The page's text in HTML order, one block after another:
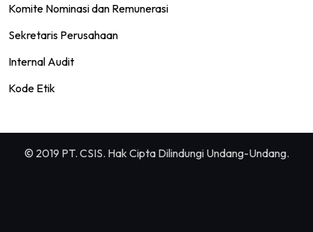
Komite Nominasi dan Remunerasi
Sekretaris Perusahaan
Internal Audit
Kode Etik
© 2019 PT. CSIS. Hak Cipta Dilindungi Undang-Undang.